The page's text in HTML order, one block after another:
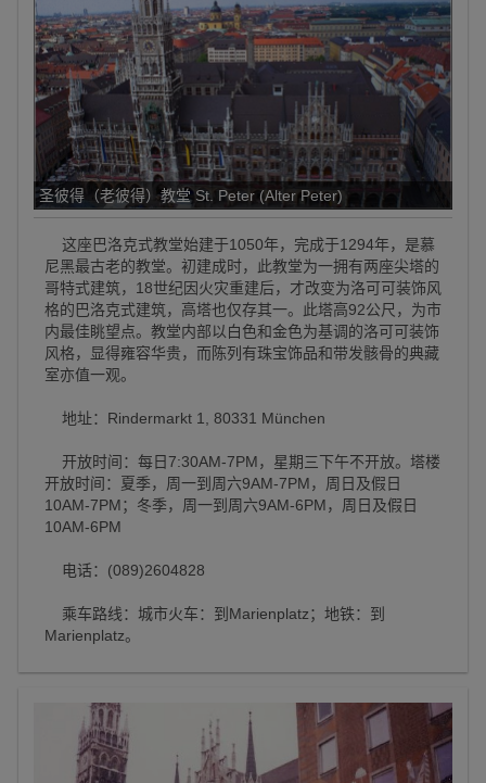
圣彼得（老彼得）教堂 St. Peter (Alter Peter)
这座巴洛克式教堂始建于1050年，完成于1294年，是慕
尼黑最古老的教堂。初建成时，此教堂为一拥有两座尖塔的
哥特式建筑，18世纪因火灾重建后，才改变为洛可可装饰风
格的巴洛克式建筑，高塔也仅存其一。此塔高92公尺，为市
内最佳眺望点。教堂内部以白色和金色为基调的洛可可装饰
风格，显得雍容华贵，而陈列有珠宝饰品和带发骸骨的典藏
室亦值一观。
地址：Rindermarkt 1, 80331 München
开放时间：每日7:30AM-7PM，星期三下午不开放。塔楼
开放时间：夏季，周一到周六9AM-7PM，周日及假日
10AM-7PM；冬季，周一到周六9AM-6PM，周日及假日
10AM-6PM
电话：(089)2604828
乘车路线：城市火车：到Marienplatz；地铁：到
Marienplatz。